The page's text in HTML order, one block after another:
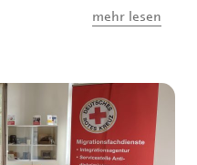
mehr lesen